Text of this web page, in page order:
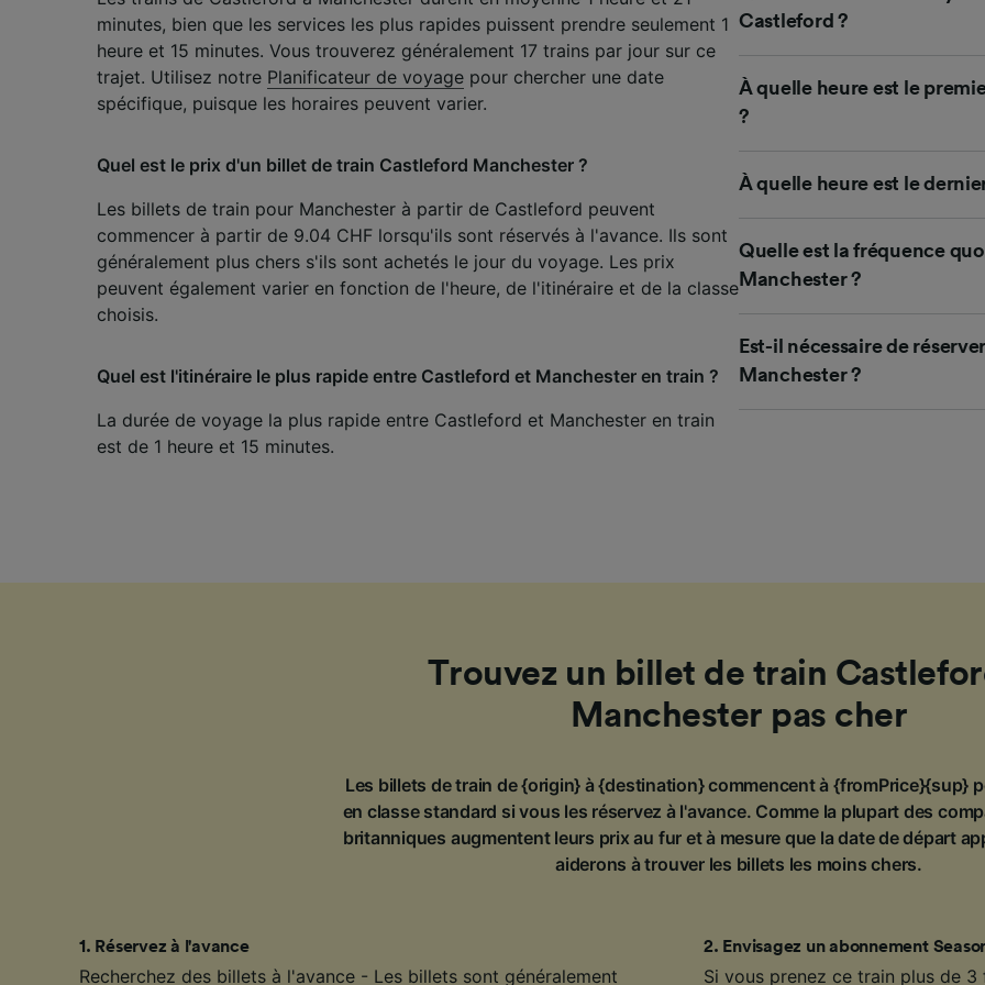
minutes, bien que les services les plus rapides puissent prendre seulement 1
heure et 15 minutes. Vous trouverez généralement 17 trains par jour sur ce
trajet. Utilisez notre Planificateur de voyage pour chercher une date
spécifique, puisque les horaires peuvent varier.
Quel est le prix d'un billet de train Castleford Manchester ?
Les billets de train pour Manchester à partir de Castleford peuvent
commencer à partir de 9.04 CHF lorsqu'ils sont réservés à l'avance. Ils sont
généralement plus chers s'ils sont achetés le jour du voyage. Les prix
peuvent également varier en fonction de l'heure, de l'itinéraire et de la classe
choisis.
Quel est l'itinéraire le plus rapide entre Castleford et Manchester en train ?
La durée de voyage la plus rapide entre Castleford et Manchester en train
est de 1 heure et 15 minutes.
Castleford ?
À quelle heure est le
?
À quelle heure est le
Quelle est la fréquence
Manchester ?
Est-il nécessaire de
Manchester ?
Trouvez un billet de train
Manchester pas cher
Les billets de train de {origin} à {destination} commencent à {fromPrice}{sup}
en classe standard si vous les réservez à l'avance. Comme la plupart des
britanniques augmentent leurs prix au fur et à mesure que la date de départ
aiderons à trouver les billets les moins chers.
1 . Réservez à l'avance
Recherchez des billets à l'avance - Les billets sont généralement
2. Envisagez un abonnement
Si vous prenez ce train plus de
développement de services.
Liste de nos partenaires (fournisseurs)